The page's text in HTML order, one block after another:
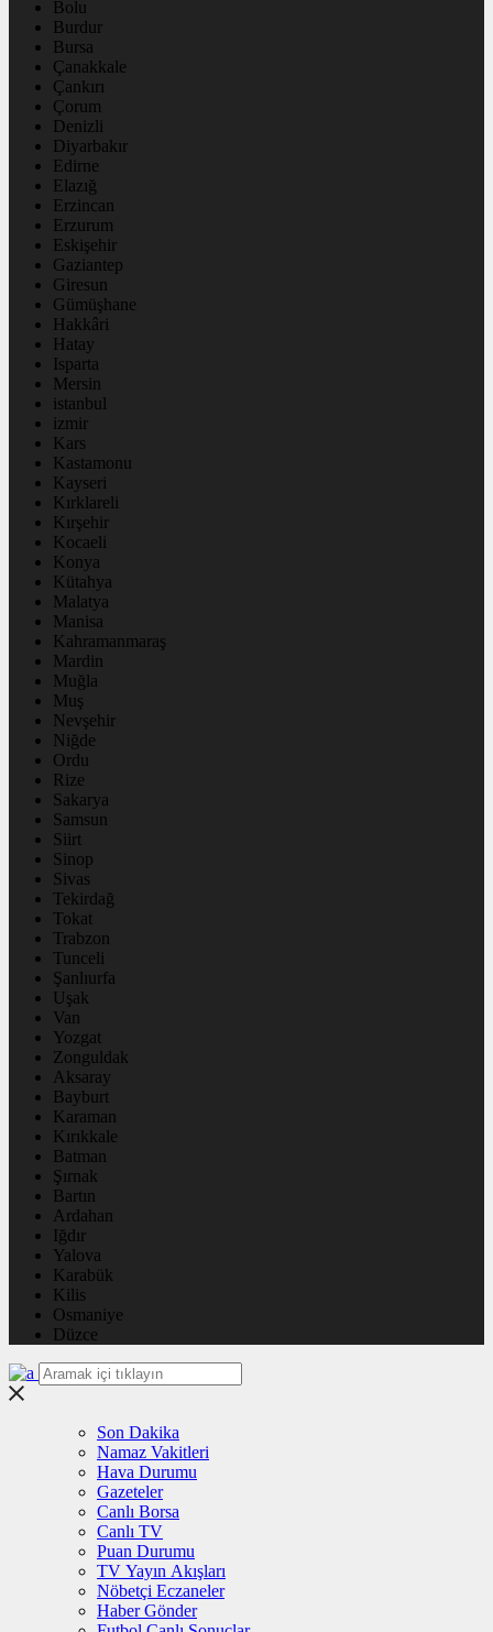
Bolu
Burdur
Bursa
Çanakkale
Çankırı
Çorum
Denizli
Diyarbakır
Edirne
Elazığ
Erzincan
Erzurum
Eskişehir
Gaziantep
Giresun
Gümüşhane
Hakkâri
Hatay
Isparta
Mersin
istanbul
izmir
Kars
Kastamonu
Kayseri
Kırklareli
Kırşehir
Kocaeli
Konya
Kütahya
Malatya
Manisa
Kahramanmaraş
Mardin
Muğla
Muş
Nevşehir
Niğde
Ordu
Rize
Sakarya
Samsun
Siirt
Sinop
Sivas
Tekirdağ
Tokat
Trabzon
Tunceli
Şanlıurfa
Uşak
Van
Yozgat
Zonguldak
Aksaray
Bayburt
Karaman
Kırıkkale
Batman
Şırnak
Bartın
Ardahan
Iğdır
Yalova
Karabük
Kilis
Osmaniye
Düzce
Son Dakika
Namaz Vakitleri
Hava Durumu
Gazeteler
Canlı Borsa
Canlı TV
Puan Durumu
TV Yayın Akışları
Nöbetçi Eczaneler
Haber Gönder